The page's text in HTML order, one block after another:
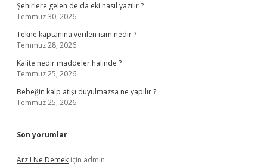
Şehirlere gelen de da eki nasıl yazılır ?
Temmuz 30, 2026
Tekne kaptanına verilen isim nedir ?
Temmuz 28, 2026
Kalite nedir maddeler halinde ?
Temmuz 25, 2026
Bebeğin kalp atışı duyulmazsa ne yapılır ?
Temmuz 25, 2026
Son yorumlar
Arz I Ne Demek için admin